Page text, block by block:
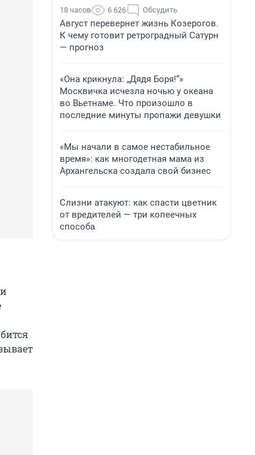
18 часов 6 626 Обсудить
Август перевернет жизнь Козерогов.
К чему готовит ретроградный Сатурн
— прогноз
«Она крикнула: „Дядя Боря!“»
Москвичка исчезла ночью у океана
во Вьетнаме. Что произошло в
последние минуты пропажи девушки
«Мы начали в самое нестабильное
время»: как многодетная мама из
Архангельска создала свой бизнес
Слизни атакуют: как спасти цветник
от вредителей — три копеечных
способа